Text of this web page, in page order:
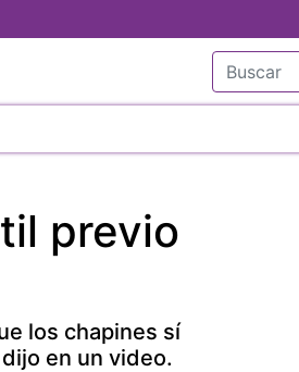
previo
los chapines sí
en un video.